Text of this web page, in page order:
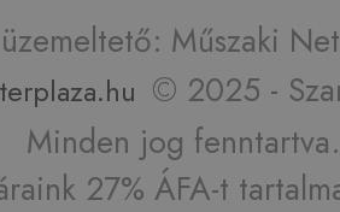
Műszaki
© 2025 -
Minden jog fenntartva.
27% ÁFA-t